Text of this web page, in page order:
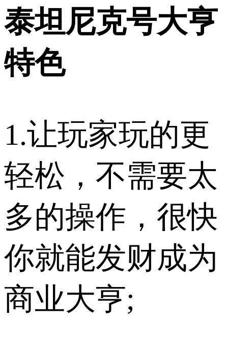
泰坦尼克号大亨
特色
1.让玩家玩的更
轻松，不需要太
多的操作，很快
你就能发财成为
商业大亨;